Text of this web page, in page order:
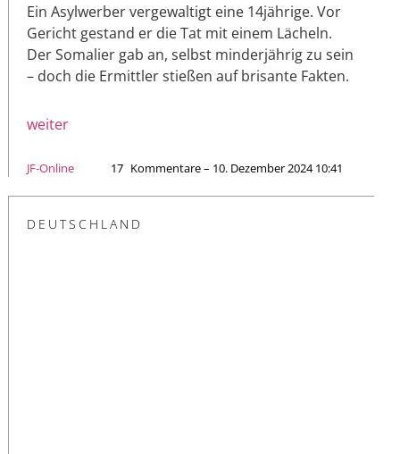
Ein Asylwerber vergewaltigt eine 14jährige. Vor
Gericht gestand er die Tat mit einem Lächeln.
Der Somalier gab an, selbst minderjährig zu sein
– doch die Ermittler stießen auf brisante Fakten.
weiter
JF-Online 17 Kommentare – 10. Dezember 2024 10:41
DEUTSCHLAND